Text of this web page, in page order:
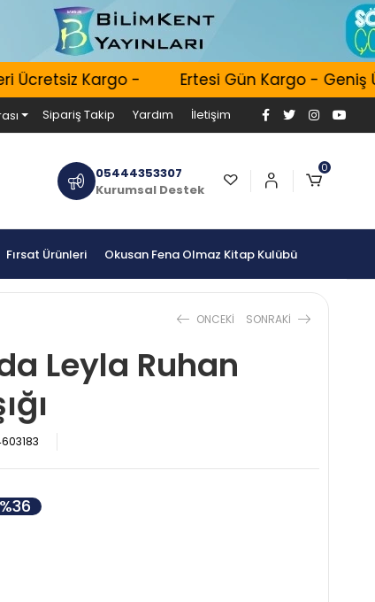
Kargo - Ertesi Gün Kargo - Geniş
Sipariş Takip Yardım İletişim
05444353307
Kurumsal Destek
0
Fırsat Ürünleri Okusan Fena Olmaz Kitap Kulübü
ONCEKI SONRAKI
Leyla Ruhan
%36